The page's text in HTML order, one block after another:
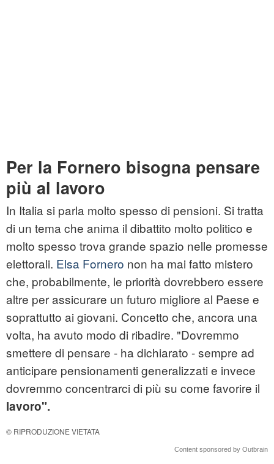
Per la Fornero bisogna pensare
più al lavoro
In Italia si parla molto spesso di pensioni. Si tratta
di un tema che anima il dibattito molto politico e
molto spesso trova grande spazio nelle promesse
elettorali. Elsa Fornero non ha mai fatto mistero
che, probabilmente, le priorità dovrebbero essere
altre per assicurare un futuro migliore al Paese e
soprattutto ai giovani. Concetto che, ancora una
volta, ha avuto modo di ribadire. "Dovremmo
smettere di pensare - ha dichiarato - sempre ad
anticipare pensionamenti generalizzati e invece
dovremmo concentrarci di più su come favorire il
lavoro".
© RIPRODUZIONE VIETATA
Content sponsored by Outbrain